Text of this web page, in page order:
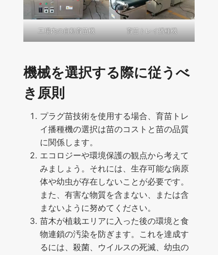
工場内の自動育苗機 育苗トレイ播種機
機械を選択する際に従うべ
き原則
プラグ苗技術を使用する場合、育苗トレ
イ播種機の選択は苗のコストと苗の品質
に関係します。
エコロジーや環境保護の観点から考えて
みましょう。それには、生存可能な病原
体や幼虫が存在しないことが必要です。
また、有害な物質を含まない、または含
まないように努めてください。
苗木が植栽エリアに入った後の環境と食
物連鎖の汚染を防ぎます。これを達成す
るには、殺菌、ウイルスの死滅、幼虫の